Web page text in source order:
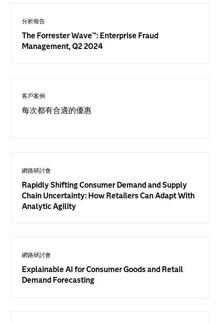
分析報告
The Forrester Wave™: Enterprise Fraud
Management, Q2 2024
客戶案例
每次都有合適的優惠
網路研討會
Rapidly Shifting Consumer Demand and Supply
Chain Uncertainty: How Retailers Can Adapt With
Analytic Agility
網路研討會
Explainable AI for Consumer Goods and Retail
Demand Forecasting